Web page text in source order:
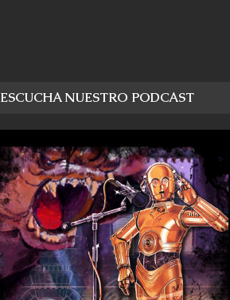
ESCUCHA NUESTRO PODCAST